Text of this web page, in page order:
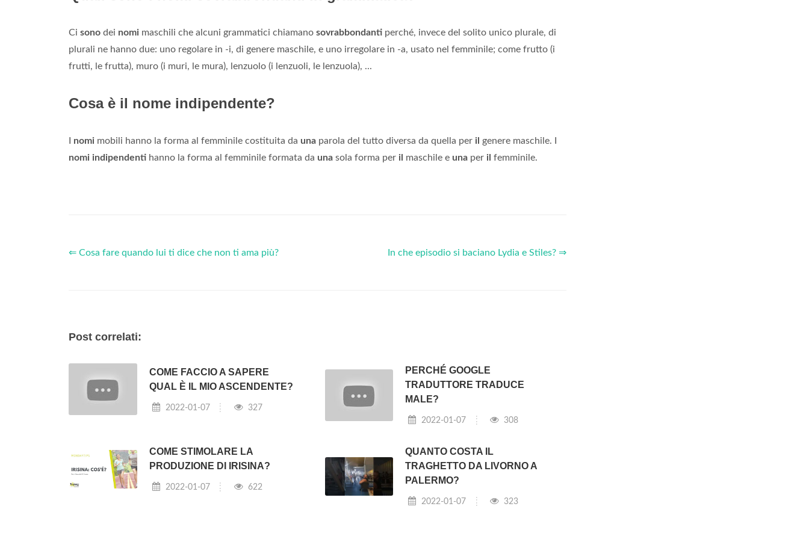
Ci sono dei nomi maschili che alcuni grammatici chiamano sovrabbondanti perché, invece del solito unico plurale, di
plurali ne hanno due: uno regolare in -i, di genere maschile, e uno irregolare in -a, usato nel femminile; come frutto (i
frutti, le frutta), muro (i muri, le mura), lenzuolo (i lenzuoli, le lenzuola), ...
Cosa è il nome indipendente?
nomi mobili hanno la forma al femminile costituita da una parola del tutto diversa da quella per il genere maschile. I
nomi indipendenti hanno la forma al femminile formata da una sola forma per il maschile e una per il femminile.
⇐ Cosa fare quando lui ti dice che non ti ama più? In che episodio si baciano Lydia e Stiles? ⇒
Post correlati:
COME FACCIO A SAPERE
QUAL È IL MIO ASCENDENTE?
2022-01-07 327
PERCHÉ GOOGLE
TRADUTTORE TRADUCE
MALE?
2022-01-07 308
COME STIMOLARE LA
PRODUZIONE DI IRISINA?
2022-01-07 622
QUANTO COSTA IL
TRAGHETTO DA LIVORNO A
PALERMO?
2022-01-07 323